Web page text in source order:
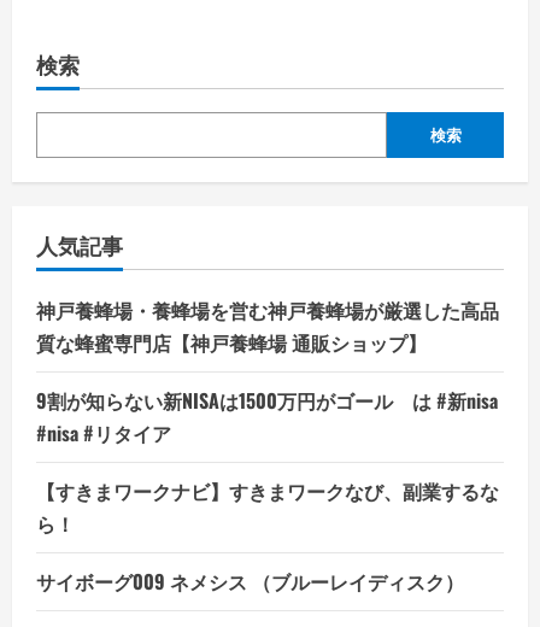
検索
検索
人気記事
神戸養蜂場・養蜂場を営む神戸養蜂場が厳選した高品
質な蜂蜜専門店【神戸養蜂場 通販ショップ】
9割が知らない新NISAは1500万円がゴール は #新nisa
#nisa #リタイア
【すきまワークナビ】すきまワークなび、副業するな
ら！
サイボーグ009 ネメシス （ブルーレイディスク）